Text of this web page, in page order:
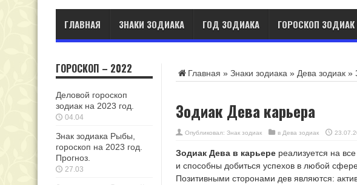
ГЛАВНАЯ ЗНАКИ ЗОДИАКА ГОД ЗОДИАКА ГОРОСКОП ЗОДИАК
Главная » Знаки зодиака » Дева зодиак »
Зодиак Дева карьера
Опубликовал: Знак зодиак в Дева зодиак
Зодиак Дева в карьере реализуется на
и способны добиться успехов в любой
Позитивными сторонами дев являются:
ГОРОСКОП – 2022
Деловой гороскоп
зодиак на 2023 год.
04.04
Знак зодиака Рыбы,
гороскоп на 2023 год.
Прогноз.
27.03